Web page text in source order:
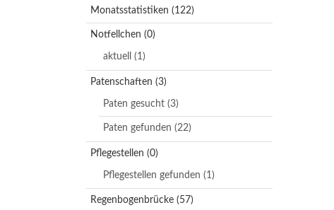
Monatsstatistiken (122)
Notfellchen (0)
aktuell (1)
Patenschaften (3)
Paten gesucht (3)
Paten gefunden (22)
Pflegestellen (0)
Pflegestellen gefunden (1)
Regenbogenbrücke (57)